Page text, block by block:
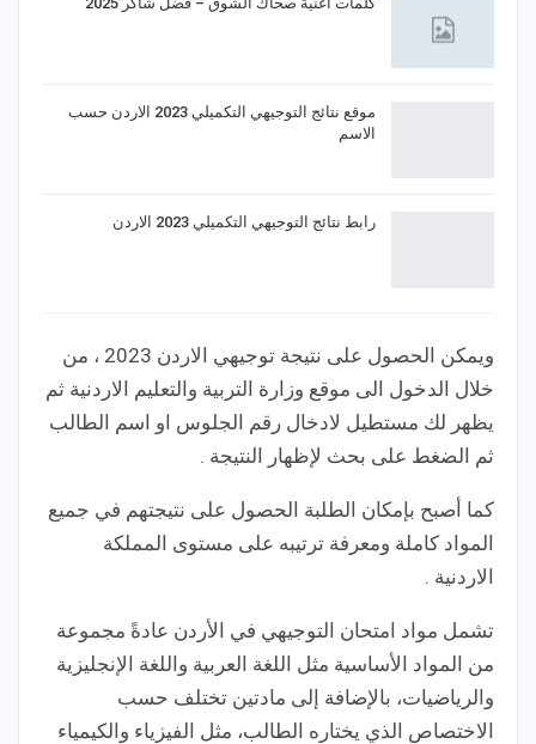
موقع نتائج التوجيهي التكميلي 2023 الاردن حسب
الاسم
رابط نتائج التوجيهي التكميلي 2023 الاردن
ويمكن الحصول على نتيجة توجيهي الاردن 2023 ، من
خلال الدخول الى موقع وزارة التربية والتعليم الاردنية ثم
يظهر لك مستطيل لادخال رقم الجلوس او اسم الطالب
ثم الضغط على بحث لإظهار النتيجة .
كما أصبح بإمكان الطلبة الحصول على نتيجتهم في جميع
المواد كاملة ومعرفة ترتيبه على مستوى المملكة
الاردنية .
تشمل مواد امتحان التوجيهي في الأردن عادةً مجموعة
من المواد الأساسية مثل اللغة العربية واللغة الإنجليزية
والرياضيات، بالإضافة إلى مادتين تختلف حسب
الاختصاص الذي يختاره الطالب، مثل الفيزياء والكيمياء